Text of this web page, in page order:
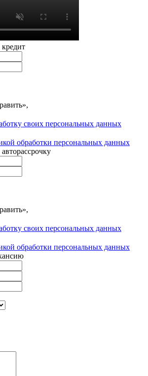
кредит
своих персональных данных
обработки персональных данных
своих персональных данных
обработки персональных данных